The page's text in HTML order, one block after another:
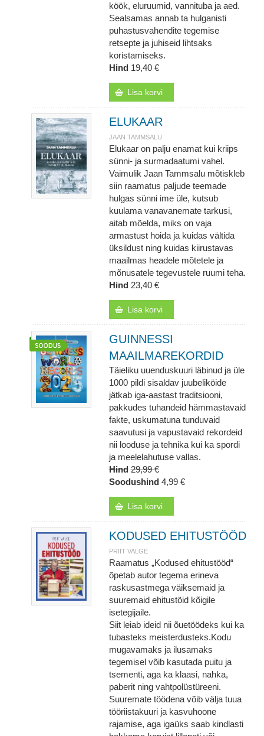
köök, eluruumid, vannituba ja aed.
Sealsamas annab ta hulganisti
puhastusvahendite tegemise
retsepte ja juhiseid lihtsaks
koristamiseks.
Hind 19,40 €
Lisa korvi
ELUKAAR
JAAN TAMMSALU
Elukaar on palju enamat kui kriips
sünni- ja surmadaatumi vahel.
Vaimulik Jaan Tammsalu mõtiskleb
siin raamatus paljude teemade
hulgas sünni ime üle, kutsub
kuulama vanavanemate tarkusi,
aitab mõelda, miks on vaja
armastust hoida ja kuidas vältida
üksildust ning kuidas kiirustavas
maailmas headele mõtetele ja
mõnusatele tegevustele ruumi teha.
Hind 23,40 €
Lisa korvi
GUINNESSI
MAAILMAREKORDID
Täieliku uuenduskuuri läbinud ja üle
1000 pildi sisaldav juubeliköide
jätkab iga-aastast traditsiooni,
pakkudes tuhandeid hämmastavaid
fakte, uskumatuna tunduvaid
saavutusi ja vapustavaid rekordeid
nii looduse ja tehnika kui ka spordi
ja meelelahutuse vallas.
Hind 29,99 €
Soodushind 4,99 €
Lisa korvi
KODUSED EHITUSTÖÖD
PRIIT VALGE
Raamatus „Kodused ehitustööd“
õpetab autor tegema erineva
raskusastmega väiksemaid ja
suuremaid ehitustöid kõigile
isetegijaile.
Siit leiab ideid nii õuetöödeks kui ka
tubasteks meisterdusteks.Kodu
mugavamaks ja ilusamaks
tegemisel võib kasutada puitu ja
tsementi, aga ka klaasi, nahka,
paberit ning vahtpolüstüreeni.
Suuremate töödena võib välja tuua
tööriistakuuri ja kasvuhoone
rajamise, aga igaüks saab kindlasti